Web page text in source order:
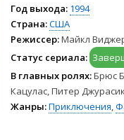
Год выхода: 1994
Страна:США
Режиссер:Майкл
Статус сериала:
В главных ролях:Брюс
Кацулас, Питер
Жанры:Приключения,